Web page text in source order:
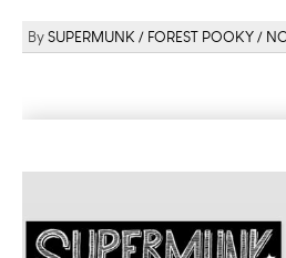
SUPERMUNK FOREST POOKY